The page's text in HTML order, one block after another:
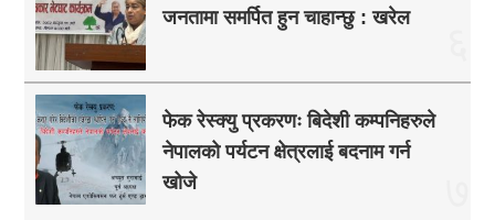
जनतामा समर्पित हुन चाहान्छु : खरेल
फेक रेस्क्यु प्रकरणः बिदेशी कम्पनिहरुले
नेपालको पर्यटन क्षेत्रलाई बदनाम गर्न
खोजे